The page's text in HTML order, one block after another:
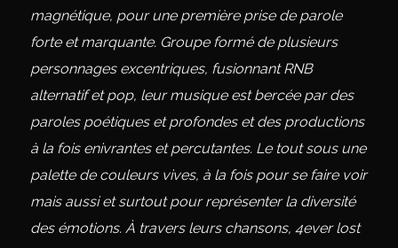
magnétique, pour une première prise de parole
forte et marquante. Groupe formé de plusieurs
personnages excentriques, fusionnant RNB
alternatif et pop, leur musique est bercée par des
paroles poétiques et profondes et des productions
à la fois enivrantes et percutantes. Le tout sous une
palette de couleurs vives, à la fois pour se faire voir
mais aussi et surtout pour représenter la diversité
des émotions. À travers leurs chansons, 4ever lost